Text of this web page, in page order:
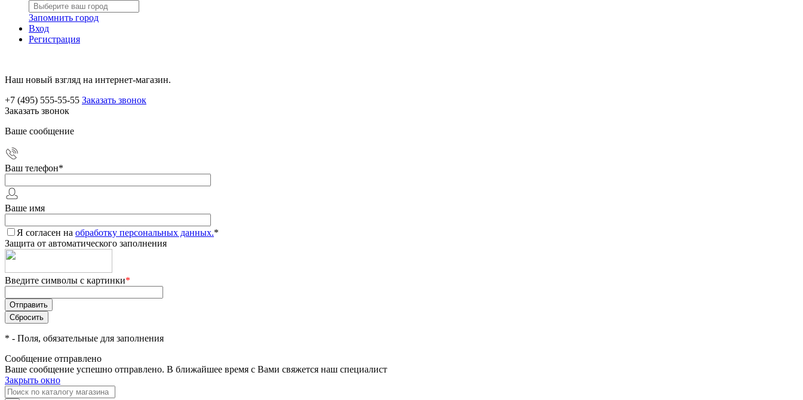
Запомнить город
Вход
Регистрация
Наш новый взгляд на интернет-магазин.
+7 (495) 555-55-55 Заказать звонок
Заказать звонок
Ваше сообщение
Ваш телефон*
Ваше имя
Я согласен на обработку персональных данных.*
Защита от автоматического заполнения
Введите символы с картинки*
* - Поля, обязательные для заполнения
Сообщение отправлено
Ваше сообщение успешно отправлено. В ближайшее время с Вами свяжется наш специалист
Закрыть окно